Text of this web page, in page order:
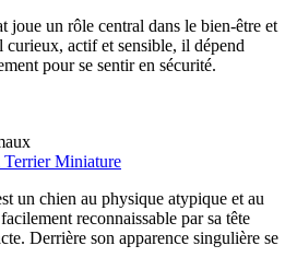
joue un rôle central dans le bien-être et
actif et sensible, il dépend
pour se sentir en sécurité.
Miniature
un chien au physique atypique et au
reconnaissable par sa tête
Derrière son apparence singulière se